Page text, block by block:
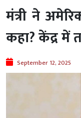
मंत्री ने
कहा? केंद्र में
September 12, 2025